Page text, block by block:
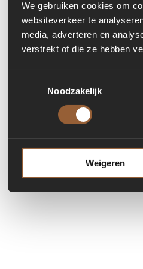
We gebruiken cookies om
websiteverkeer te
media, adverteren en
verstrekt of die ze hebben
Noodzakelijk
Weigeren